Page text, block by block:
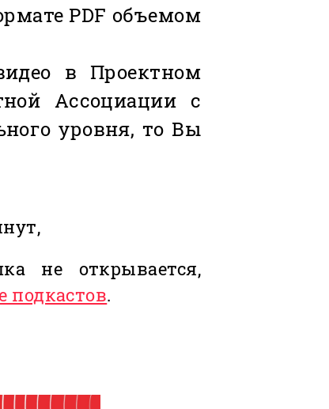
PDF объемом
в Проектном
Ассоциации с
уровня, то Вы
не открывается,
подкастов.